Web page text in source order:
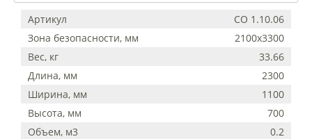
Артикул
СО 1.10.06
Зона безопасности, мм
2100х3300
Вес, кг
33.66
Длина, мм
2300
Ширина, мм
1100
Высота, мм
700
Объем, м3
0.2